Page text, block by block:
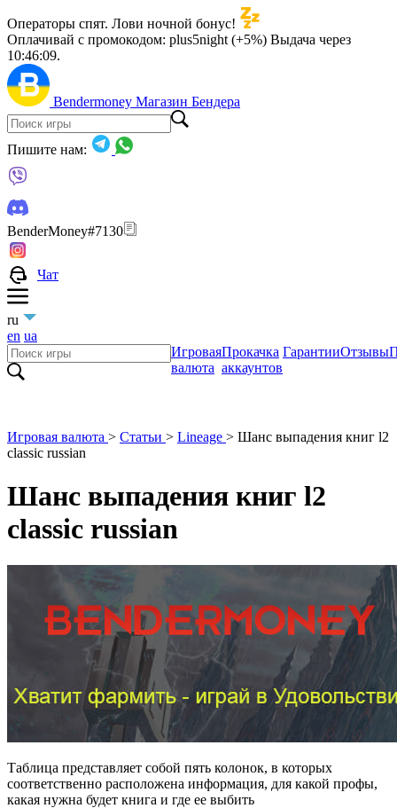
Операторы спят. Лови ночной бонус!
Оплачивай с промокодом: plus5night (+5%) Выдача через
10:46:07.
Bendermoney Магазин Бендера
Пишите нам:
BenderMoney#7130
Чат
ru
en ua
Игровая
валюта
Прокачка
аккаунтов
ГарантииОтзывы
Игровая валюта > Статьи > Lineage > Шанс выпадения книг l2
classic russian
Шанс выпадения книг l2
classic russian
Таблица представляет собой пять колонок, в которых
соответственно расположена информация, для какой профы,
какая нужна будет книга и где ее выбить